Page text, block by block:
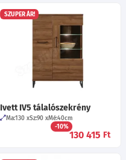
SZUPER ÁR!
Ivett IV5 tálalószekrény
Ma:130 Sz:90 Mé:40cm
-10%
130 415 Ft